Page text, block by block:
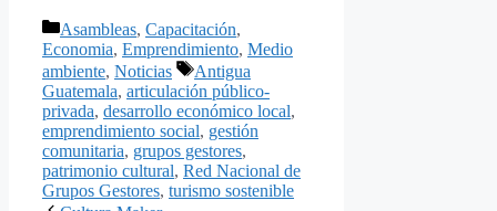
Categorías
Asambleas, Capacitación,
Economia, Emprendimiento, Medio
ambiente, Noticias Etiquetas
Antigua
Guatemala, articulación público-
privada, desarrollo económico local,
emprendimiento social, gestión
comunitaria, grupos gestores,
patrimonio cultural, Red Nacional de
Grupos Gestores, turismo sostenible